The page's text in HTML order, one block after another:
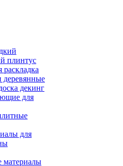
плинтус
раскладка
декинг
для
для